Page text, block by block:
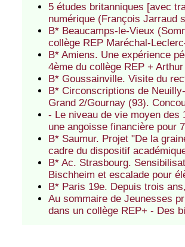
5 études britanniques [avec
numérique (François Jarraud
B* Beaucamps-le-Vieux
collège REP Maréchal-
B* Amiens. Une expérience
4ème du collège REP +
B* Goussainville. Visite du
B* Circonscriptions de
Grand 2/Gournay (93).
- Le niveau de vie moyen des
une angoisse financière pour
B* Saumur. Projet "De la
cadre du dispositif
B* Ac. Strasbourg.
Bischheim et escalade pour
B* Paris 19e. Depuis trois
Au sommaire de Jeunesses
dans un collège REP+ - Des